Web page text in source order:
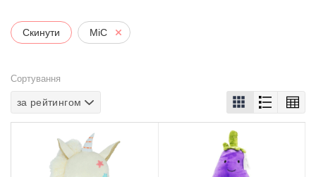
Скинути MiC
Сортування
за рейтингом